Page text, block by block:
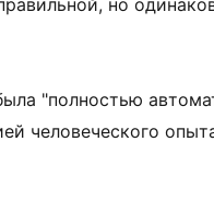
но
"полностью
человеческого